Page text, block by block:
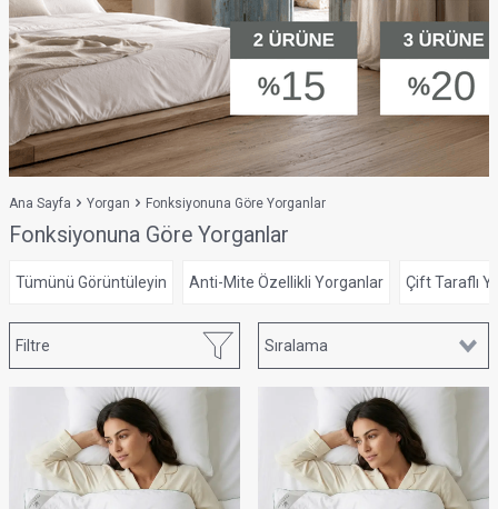
Ana Sayfa Yorgan Fonksiyonuna Göre Yorganlar
Fonksiyonuna Göre Yorganlar
Tümünü Görüntüleyin Anti-Mite Özellikli Yorganlar Çift Taraflı
Filtre